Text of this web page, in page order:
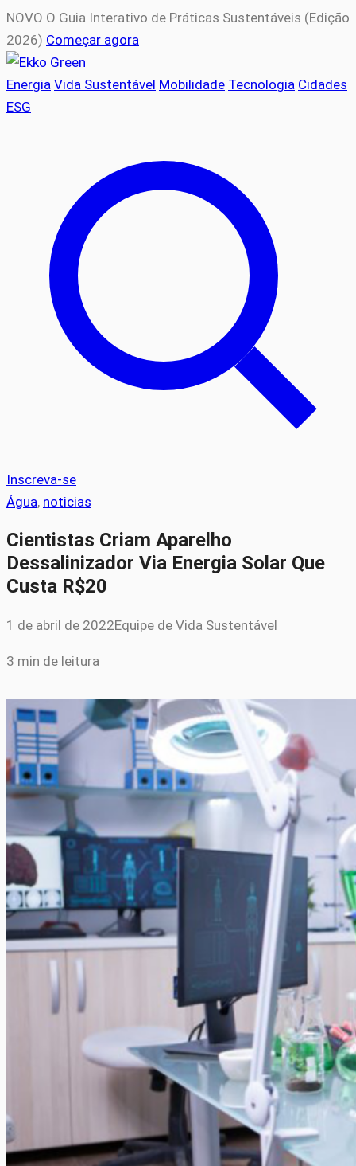
NOVO O Guia Interativo de Práticas Sustentáveis (Edição
2026) Começar agora
Energia Vida Sustentável Mobilidade Tecnologia Cidades
ESG
Inscreva-se
Água, noticias
Cientistas Criam Aparelho
Dessalinizador Via Energia Solar Que
Custa R$20
1 de abril de 2022Equipe de Vida Sustentável
3 min de leitura